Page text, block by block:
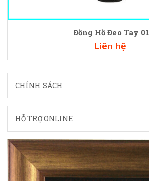
Đồng Hồ Đeo Tay 01
Liên hệ
CHÍNH SÁCH
HỖ TRỢ ONLINE